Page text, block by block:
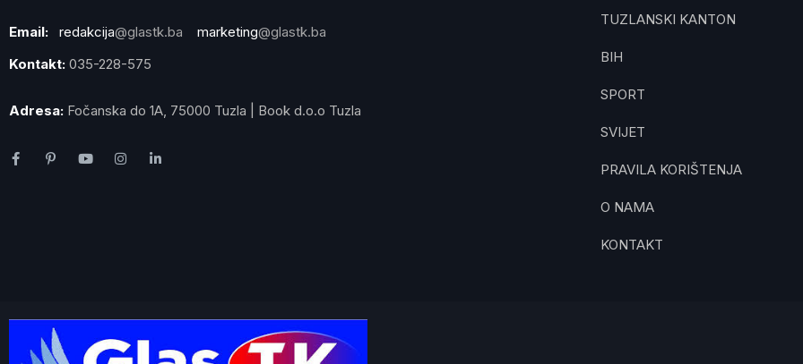
Email: redakcija@glastk.ba marketing@glastk.ba
Kontakt: 035-228-575
Adresa: Fočanska do 1A, 75000 Tuzla | Book d.o.o Tuzla
TUZLANSKI KANTON
BIH
SPORT
SVIJET
PRAVILA KORIŠTENJA
O NAMA
KONTAKT